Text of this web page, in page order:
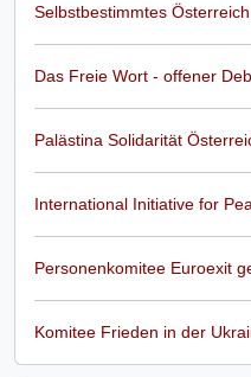
Selbstbestimmtes Österreich
Das Freie Wort - offener
Palästina Solidarität
International Initiative for
Personenkomitee Euroexit
Komitee Frieden in der